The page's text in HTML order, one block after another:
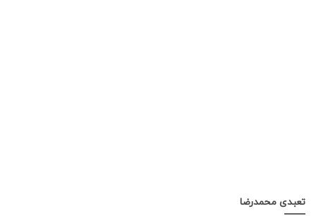
تعبدی محمدرضا